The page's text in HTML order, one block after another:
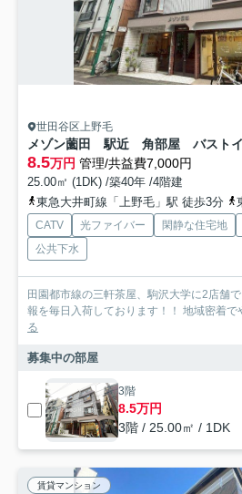
世田谷区上野毛
メゾン薗田 駅近 角部屋 バストイ
8.5万円 管理/共益費7,000円
25.00㎡ (1DK) /築40年 /4階建
東急大井町線「上野毛」駅 徒歩3分
CATV 光ファイバー 閑静な住宅地
公共下水
田園都市線の三軒茶屋、駒沢大学に2店舗
報を毎日入荷しております！！ 地域密着で
る
募集中の部屋
3階
8.5万円
3階 / 25.00㎡ / 1DK
賃貸マンション